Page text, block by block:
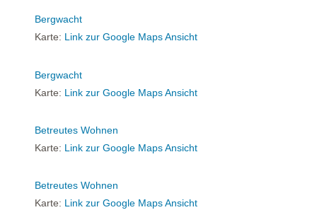
Bergwacht
Karte: Link zur Google Maps Ansicht
Bergwacht
Karte: Link zur Google Maps Ansicht
Betreutes Wohnen
Karte: Link zur Google Maps Ansicht
Betreutes Wohnen
Karte: Link zur Google Maps Ansicht